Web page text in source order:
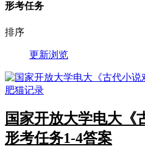
形考任务
排序
更新浏览
国家开放大学电大《
形考任务1-4答案